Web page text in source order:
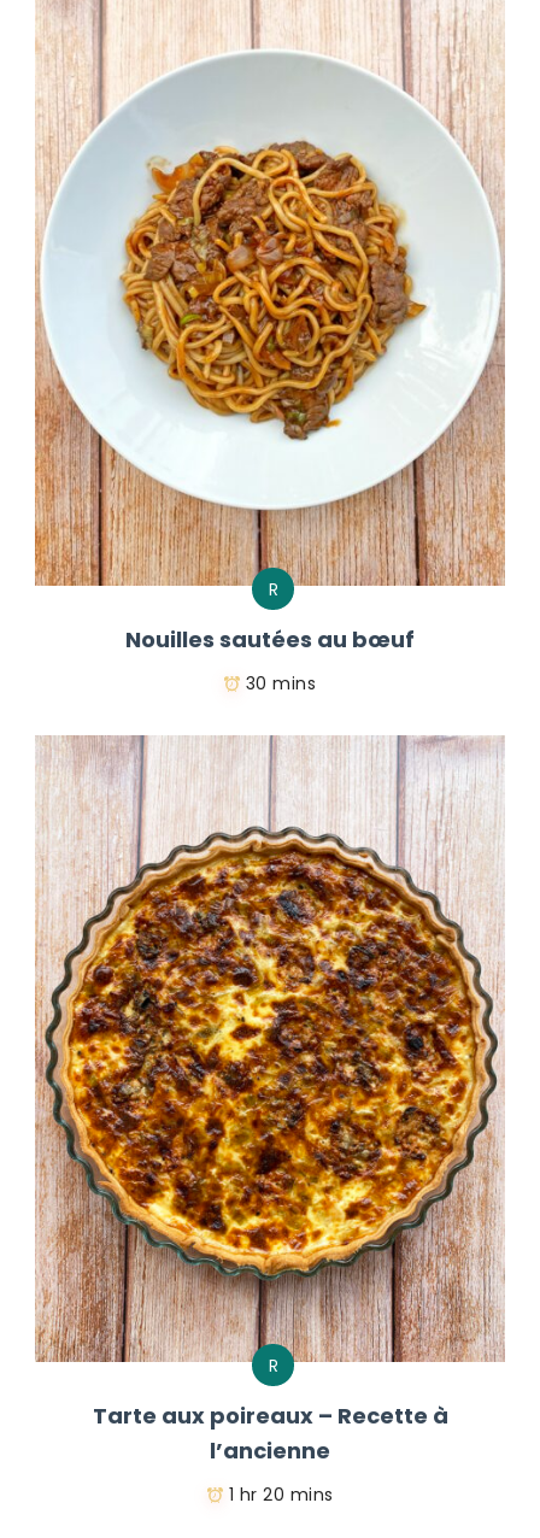
R
Nouilles sautées au bœuf
30 mins
R
Tarte aux poireaux – Recette à
l’ancienne
1 hr 20 mins